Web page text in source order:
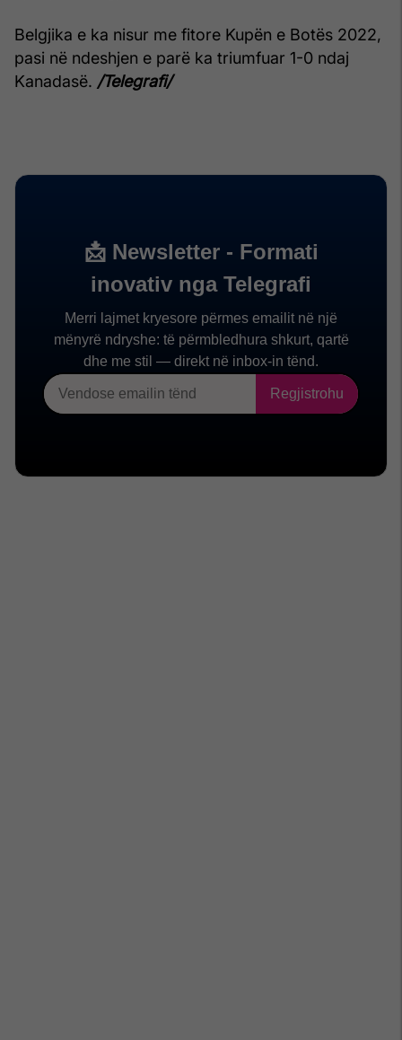
Belgjika e ka nisur me fitore Kupën e Botës 2022,
pasi në ndeshjen e parë ka triumfuar 1-0 ndaj
Kanadasë. /Telegrafi/